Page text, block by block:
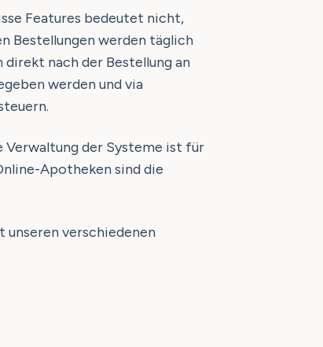
Features bedeutet nicht,
Bestellungen werden täglich
nach der Bestellung an
werden und via
Verwaltung der Systeme ist für
Apotheken sind die
verschiedenen